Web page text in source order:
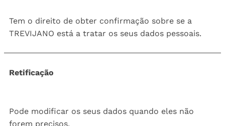
Tem o direito de obter confirmação sobre se a
TREVIJANO está a tratar os seus dados pessoais.
Retificação
Pode modificar os seus dados quando eles não
forem precisos.